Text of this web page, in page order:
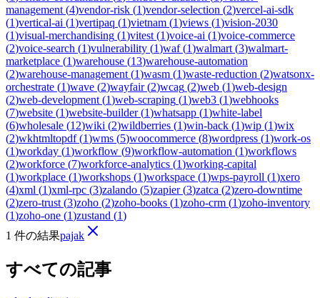
management (4)vendor-risk (1)vendor-selection (2)vercel-ai-sdk
(1)vertical-ai (1)vertipaq (1)vietnam (1)views (1)vision-2030
(1)visual-merchandising (1)vitest (1)voice-ai (1)voice-commerce
(2)voice-search (1)vulnerability (1)waf(1)walmart (3)walmart-
marketplace (1)warehouse (13)warehouse-automation
(2)warehouse-management (1)wasm (1)waste-reduction (2)watsonx-
orchestrate (1)wave (2)wayfair(2)wcag (2)web (1)web-design
(2)web-development (1)web-scraping (1)web3 (1)webhooks
(7)website (1)website-builder(1)whatsapp (1)white-label
(6)wholesale (12)wiki (2)wildberries (1)win-back (1)wip (1)wix
(2)wkhtmltopdf(1)wms (5)woocommerce (8)wordpress (1)work-os
(1)workday (1)workflow (9)workflow-automation (1)workflows
(2)workforce (7)workforce-analytics (1)working-capital
(1)workplace (1)workshops (1)workspace (1)wps-payroll (1)xero
(4)xml (1)xml-rpc (3)zalando (5)zapier(3)zatca (2)zero-downtime
(2)zero-trust (3)zoho (2)zoho-books (1)zoho-crm (1)zoho-inventory
(1)zoho-one (1)zustand (1)
1 件の結果pajak
すべての記事